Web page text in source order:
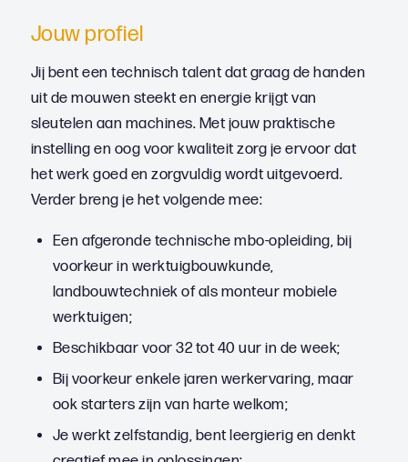
Jouw profiel
Jij bent een technisch talent dat graag de handen
uit de mouwen steekt en energie krijgt van
sleutelen aan machines. Met jouw praktische
instelling en oog voor kwaliteit zorg je ervoor dat
het werk goed en zorgvuldig wordt uitgevoerd.
Verder breng je het volgende mee:
Een afgeronde technische mbo-opleiding, bij
voorkeur in werktuigbouwkunde,
landbouwtechniek of als monteur mobiele
werktuigen;
Beschikbaar voor 32 tot 40 uur in de week;
Bij voorkeur enkele jaren werkervaring, maar
ook starters zijn van harte welkom;
Je werkt zelfstandig, bent leergierig en denkt